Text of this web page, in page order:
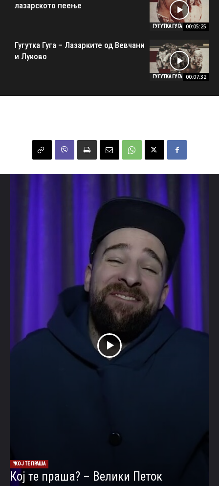
ГУГУТКА ГУГА 00:05:25
лазарското пеење
ГУГУТКА ГУГА 00:07:32
Гугутка Гуга – Лазарките од Вевчани
и Луково
КОЈ ТЕ ПРАША?
Кој те праша? – Велики Петок